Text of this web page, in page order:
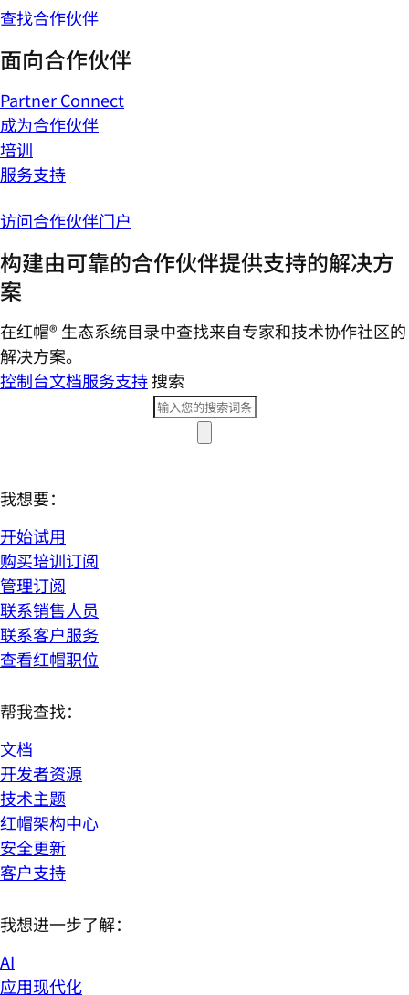
查找合作伙伴
面向合作伙伴
Partner Connect
成为合作伙伴
培训
服务支持
访问合作伙伴门户
构建由可靠的合作伙伴提供支持的解决方
案
在红帽® 生态系统目录中查找来自专家和技术协作社区的
解决方案。
控制台文档服务支持搜索
我想要：
开始试用
购买培训订阅
管理订阅
联系销售人员
联系客户服务
查看红帽职位
帮我查找：
文档
开发者资源
技术主题
红帽架构中心
安全更新
客户支持
我想进一步了解：
AI
应用现代化